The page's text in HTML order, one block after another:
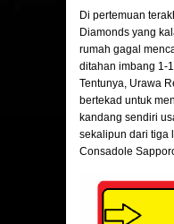
Di pertemuan
Diamonds yang
rumah gagal
ditahan imbang 1-
Tentunya, Urawa
bertekad untuk
kandang sendiri
sekalipun dari tiga
Consadole